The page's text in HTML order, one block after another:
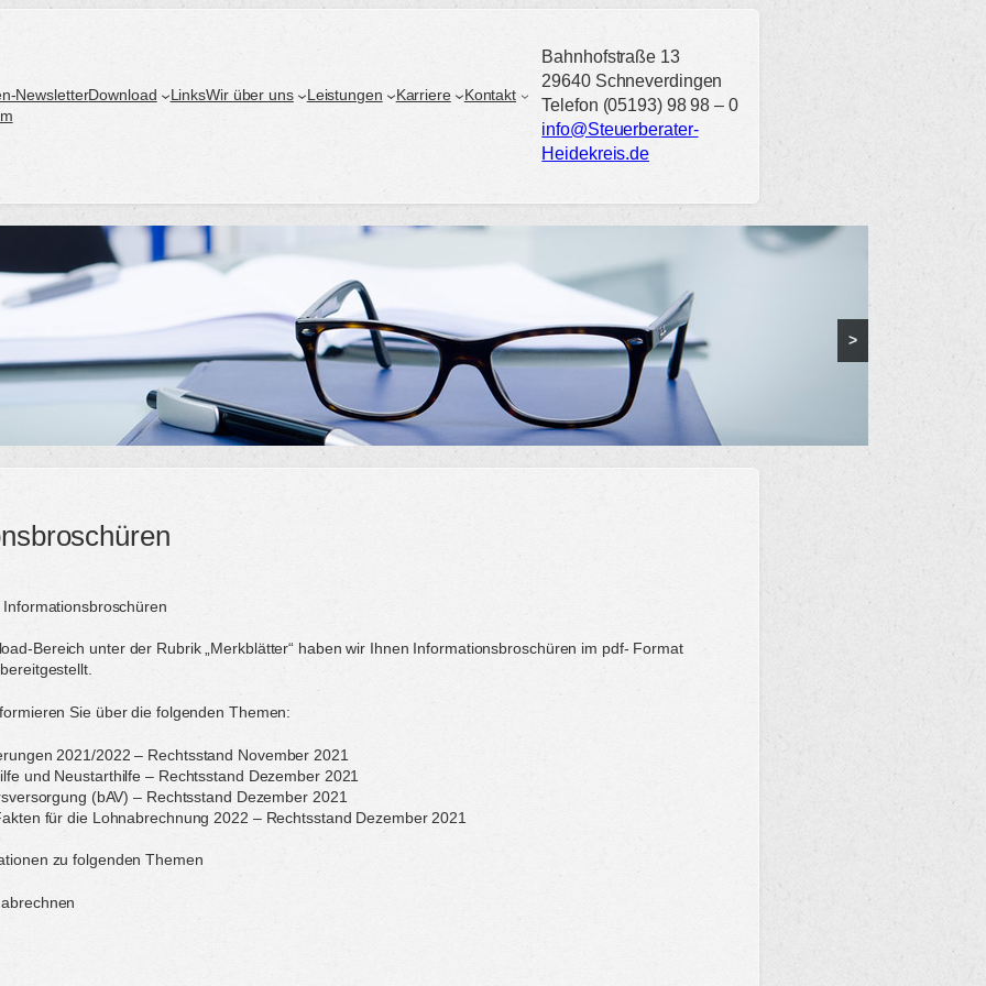
NewsletterDownload LinksWir über uns Leistungen Karriere
Kontakt
Bahnhofstraße 13
29640 Schneverdingen
Telefon (05193) 98 98 – 0
info@Steuerberater-
Heidekreis.de
>
Bereich unter der Rubrik „Merkblätter“ haben wir Ihnen Informationsbroschüren im pdf- Format
Sie über die folgenden Themen:
2021/2022 – Rechtsstand November 2021
und Neustarthilfe – Rechtsstand Dezember 2021
(bAV) – Rechtsstand Dezember 2021
für die Lohnabrechnung 2022 – Rechtsstand Dezember 2021
zu folgenden Themen